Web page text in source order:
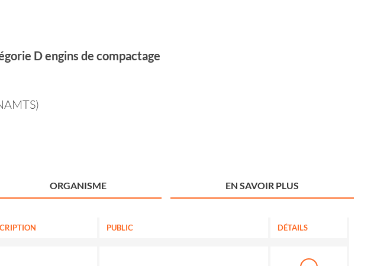
D engins de compactage
ORGANISME EN SAVOIR PLUS
PUBLIC DÉTAILS